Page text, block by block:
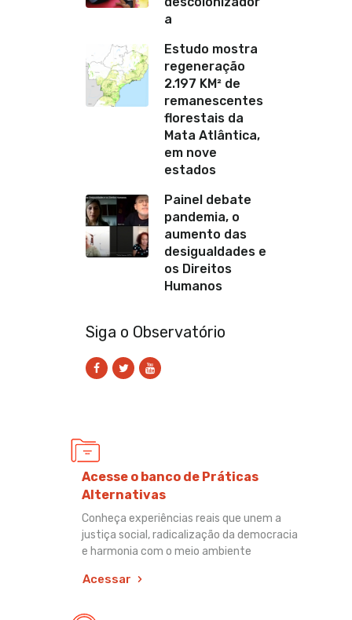
a
Estudo mostra
regeneração
2.197 KM² de
remanescentes
florestais da
Mata Atlântica,
em nove
estados
Painel debate
pandemia, o
aumento das
desigualdades e
os Direitos
Humanos
Siga o Observatório
Acesse o banco de Práticas
Alternativas
Conheça experiências reais que unem a
justiça social, radicalização da democracia
e harmonia com o meio ambiente
Acessar